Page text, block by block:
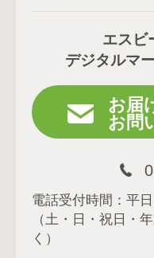
エスビ
デジタルマ
お届
お問
電話受付時間：平
（土・日・祝日・
く）